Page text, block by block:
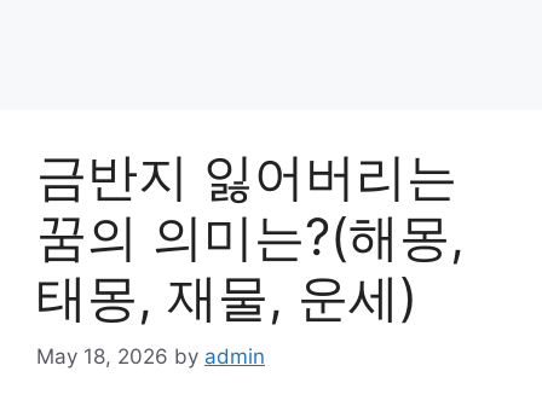
금반지 잃어버리는
꿈의 의미는?(해몽,
태몽, 재물, 운세)
May 18, 2026 by admin